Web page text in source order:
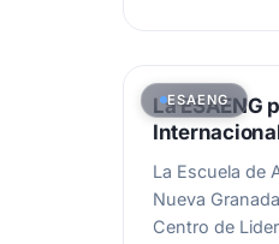
ESAENG
La ESAENG
La Escuela de
Nueva
Centro de